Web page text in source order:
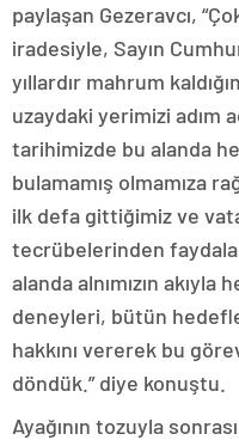
paylaşan Gezeravcı,
iradesiyle, Sayın
yıllardır mahrum
uzaydaki yerimizi adım
tarihimizde bu alanda
bulamamış olmamıza
ilk defa gittiğimiz ve
tecrübelerinden
alanda alnımızın
deneyleri, bütün
hakkını vererek bu
döndük.” diye konuştu.
Ayağının tozuyla